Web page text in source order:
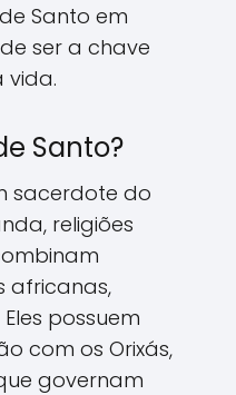
Santo em
ser a chave
vida.
Santo?
sacerdote do
religiões
africanas,
possuem
com os Orixás,
governam